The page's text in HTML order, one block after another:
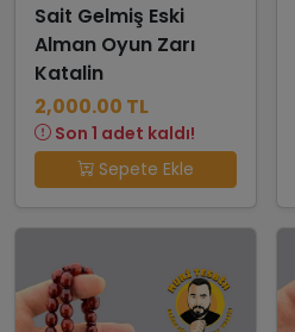
Sait Gelmiş Eski
Alman Oyun Zarı
Katalin
2,000.00 TL
Son 1 adet kaldı!
Sepete Ekle